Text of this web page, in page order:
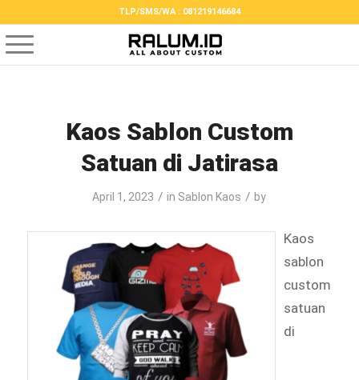
TLP/SMS/WA : 081219146684
Kaos Sablon Custom
Satuan di Jatirasa
April 1, 2023 / in Sablon Kaos / by
Kaos
sablon
custom
satuan
di